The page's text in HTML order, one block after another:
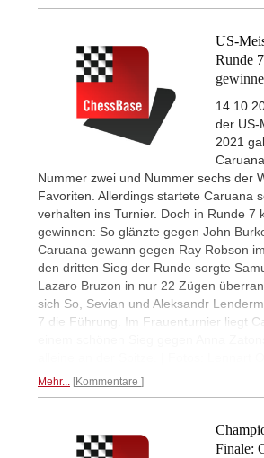
US-
Runde
der US-
2021
Nummer zwei und Nummer sechs der
Favoriten. Allerdings startete Caruana
verhalten ins Turnier. Doch in Runde 7
gewinnen: So glänzte gegen John
Caruana gewann gegen Ray Robson
den dritten Sieg der Runde sorgte
Lazaro Bruzon in nur 22 Zügen
sich So, Sevian und Aleksandr
7 die Führung. Im Frauenturnier liegt
Mehr... Kommentare
Finale: